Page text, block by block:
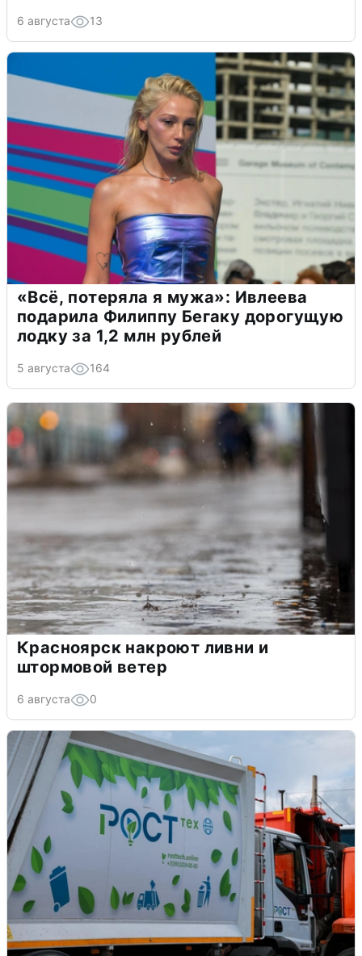
6 августа 13
«Всё, потеряла я мужа»: Ивлеева
подарила Филиппу Бегаку дорогущую
лодку за 1,2 млн рублей
5 августа 164
Красноярск накроют ливни и
штормовой ветер
6 августа 0